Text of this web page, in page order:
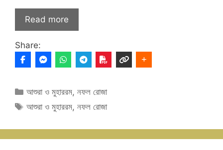
Read more
Share:
Categories
আশুরা ও মুহাররম,নফল রোজা
Tags
আশুরা ও মুহাররম,নফল রোজা